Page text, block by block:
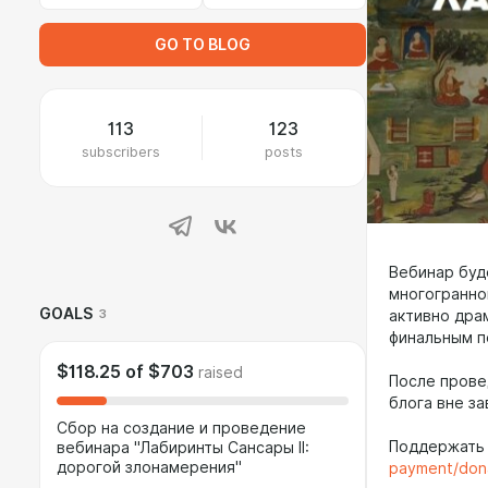
GO TO BLOG
113
subscribers
123
posts
GOALS 3
$118.25 of $703 raised
Сбор на создание и проведение
вебинара "Лабиринты Сансары II:
дорогой злонамерения"
Вебинар
активно
финальным
После
блога вне
payment/